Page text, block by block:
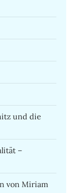
und die
–
von Miriam